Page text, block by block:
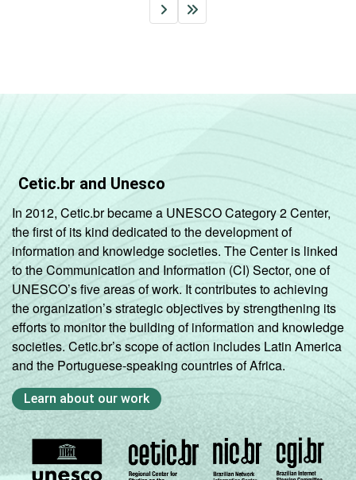
Cetic.br and Unesco
In 2012, Cetic.br became a UNESCO Category 2 Center,
the first of its kind dedicated to the development of
information and knowledge societies. The Center is linked
to the Communication and Information (CI) Sector, one of
UNESCO’s five areas of work. It contributes to achieving
the organization’s strategic objectives by strengthening its
efforts to monitor the building of information and knowledge
societies. Cetic.br’s scope of action includes Latin America
and the Portuguese-speaking countries of Africa.
Learn about our work